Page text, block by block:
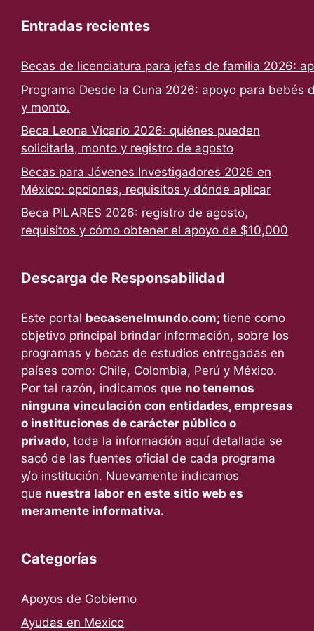
Entradas recientes
Becas de licenciatura para jefas de familia 2026:
Programa Desde la Cuna 2026: apoyo para bebés
y monto.
Beca Leona Vicario 2026: quiénes pueden
solicitarla, monto y registro de agosto
Becas para Jóvenes Investigadores 2026 en
México: opciones, requisitos y dónde aplicar
Beca PILARES 2026: registro de agosto,
requisitos y cómo obtener el apoyo de $10,000
Descarga de Responsabilidad
Este portal becasenelmundo.com; tiene como
objetivo principal brindar información, sobre los
programas y becas de estudios entregadas en
países como: Chile, Colombia, Perú y México.
Por tal razón, indicamos que no tenemos
ninguna vinculación con entidades, empresas
o instituciones de carácter público o
privado, toda la información aquí detallada se
sacó de las fuentes oficial de cada programa
y/o institución. Nuevamente indicamos
que nuestra labor en este sitio web es
meramente informativa.
Categorías
Apoyos de Gobierno
Ayudas en Mexico